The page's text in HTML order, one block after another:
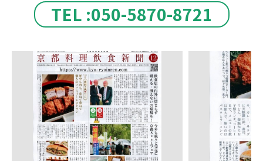
TEL :050-5870-8721